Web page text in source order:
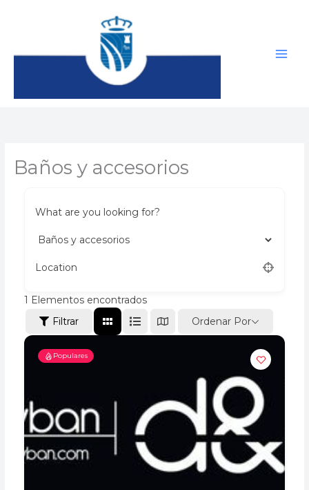
Baños y accesorios
What are you looking for?
Location
1 Elementos encontrados
Filtrar
Ordenar Por
Populares